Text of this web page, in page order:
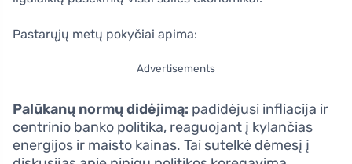
Pastarųjų metų pokyčiai apima:
Advertisements
Palūkanų normų didėjimą: padidėjusi infliacija ir
centrinio banko politika, reaguojant į kylančias
energijos ir maisto kainas. Tai sutelkė dėmesį į